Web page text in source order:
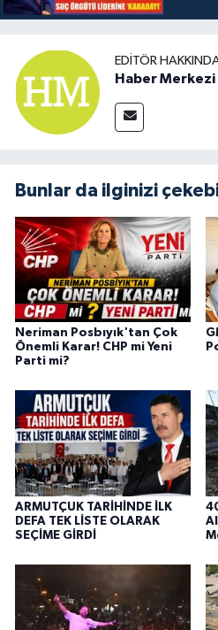
EDITÖR
Haber Merkezi
Bunlar da ilginizi
Neriman Posbıyık'tan Çok
Önemli Karar! CHP mi Yeni
Parti mi?
ARMUTÇUK TARİHİNDE İLK
DEFA TEK LİSTE OLARAK
SEÇİME GİRDİ